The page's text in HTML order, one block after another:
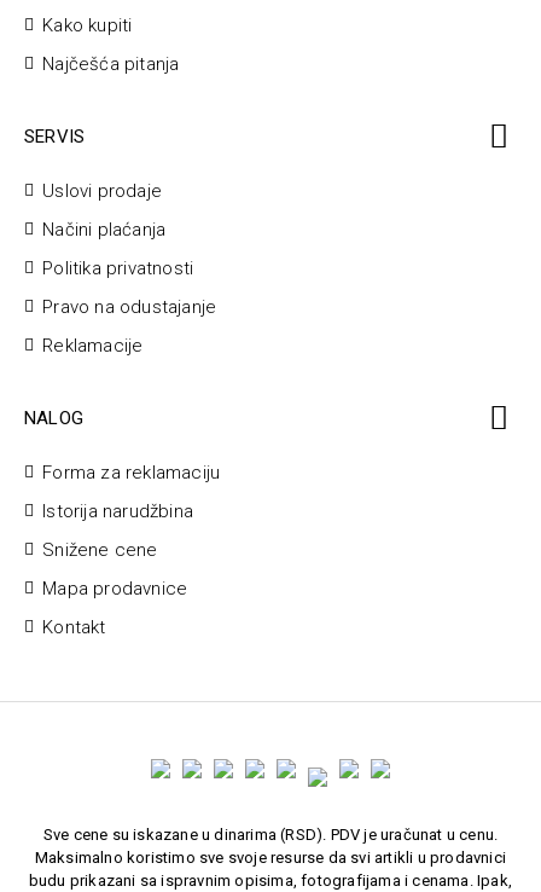
Kako kupiti
Najčešća pitanja
SERVIS
Uslovi prodaje
Načini plaćanja
Politika privatnosti
Pravo na odustajanje
Reklamacije
NALOG
Forma za reklamaciju
Istorija narudžbina
Snižene cene
Mapa prodavnice
Kontakt
Sve cene su iskazane u dinarima (RSD). PDV je uračunat u cenu.
Maksimalno koristimo sve svoje resurse da svi artikli u prodavnici
budu prikazani sa ispravnim opisima, fotografijama i cenama. Ipak,